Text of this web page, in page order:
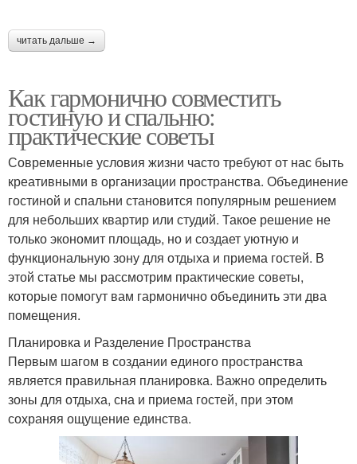
читать дальше →
Как гармонично совместить
гостиную и спальню:
практические советы
Современные условия жизни часто требуют от нас быть
креативными в организации пространства. Объединение
гостиной и спальни становится популярным решением
для небольших квартир или студий. Такое решение не
только экономит площадь, но и создает уютную и
функциональную зону для отдыха и приема гостей. В
этой статье мы рассмотрим практические советы,
которые помогут вам гармонично объединить эти два
помещения.
Планировка и Разделение Пространства
Первым шагом в создании единого пространства
является правильная планировка. Важно определить
зоны для отдыха, сна и приема гостей, при этом
сохраняя ощущение единства.